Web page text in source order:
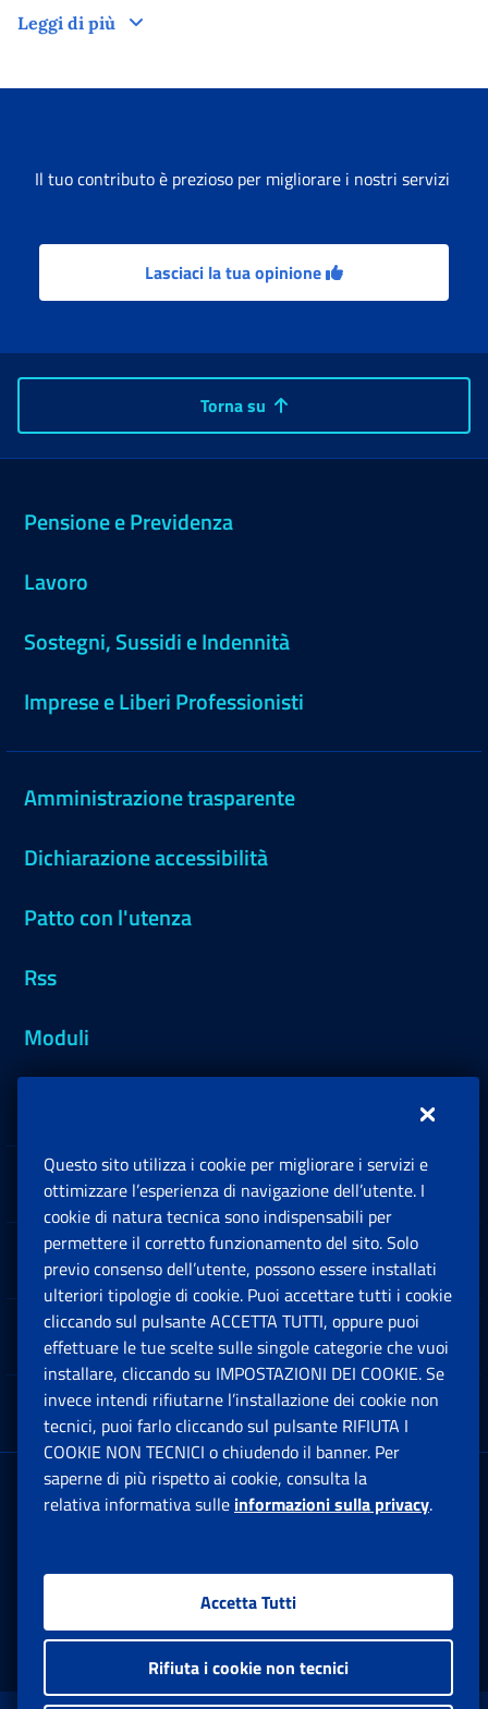
Leggi di più
Termini di pagamento
Il tuo contributo è prezioso per migliorare i nostri servizi
Lasciaci la tua opinione
Torna su
Pensione e Previdenza
Lavoro
Sostegni, Sussidi e Indennità
Imprese e Liberi Professionisti
Amministrazione trasparente
Dichiarazione accessibilità
Patto con l'utenza
Rss
Moduli
Sedi e Contatti
Software
Note Legali
App mobile
Sede Legale : Via Ciro il Grande, 21
00144 Roma
Facebook: Apre una nuova finestra
Twitter: Apre una nuova finestra
Whatsapp: Apre una nuova
Youtube: Apre una
Instagram:
Questo sito utilizza i cookie per migliorare i servizi e
ottimizzare l’esperienza di navigazione dell’utente. I
cookie di natura tecnica sono indispensabili per
permettere il corretto funzionamento del sito. Solo
previo consenso dell’utente, possono essere installati
ulteriori tipologie di cookie. Puoi accettare tutti i cookie
cliccando sul pulsante ACCETTA TUTTI, oppure puoi
effettuare le tue scelte sulle singole categorie che vuoi
installare, cliccando su IMPOSTAZIONI DEI COOKIE. Se
invece intendi rifiutarne l’installazione dei cookie non
tecnici, puoi farlo cliccando sul pulsante RIFIUTA I
COOKIE NON TECNICI o chiudendo il banner. Per
saperne di più rispetto ai cookie, consulta la
relativa informativa sulle informazioni sulla privacy.
Accetta Tutti
Rifiuta i cookie non tecnici